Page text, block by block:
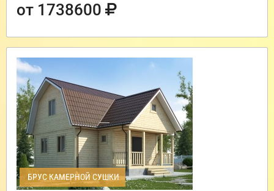
от 1738600
БРУС КАМЕРНОЙ СУШКИ